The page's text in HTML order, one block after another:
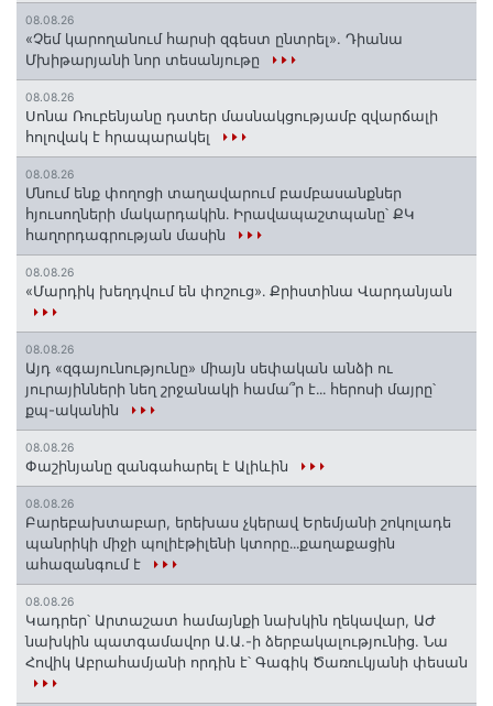
08.08.26
«Չեմ կարողանում հարսի զգեստ ընտրել». Դիանա
Մխիթարյանի նոր տեսանյութը
08.08.26
Սոնա Ռուբենյանը դստեր մասնակցությամբ զվարճալի
հոլովակ է հրապարակել
08.08.26
Մնում ենք փողոցի տաղավարում բամբասանքներ
հյուսողների մակարդակին․ Իրավապաշտպանը՝ ՔԿ
հաղորդագրության մասին
08.08.26
«Մարդիկ խեղդվում են փոշուց»․ Քրիստինա Վարդանյան
08.08.26
Այդ «զգայունությունը» միայն սեփական անձի ու
յուրայինների նեղ շրջանակի համա՞ր է․․․ հերոսի մայրը՝
քպ-ականին
08.08.26
Փաշինյանը զանգահարել է Ալիևին
08.08.26
Բարեբախտաբար, երեխաս չկերավ Երեմյանի շոկոլադե
պանրիկի միջի պոլիէթիլենի կտորը․․․քաղաքացին
ահազանգում է
08.08.26
Կադրեր՝ Արտաշատ համայնքի նախկին ղեկավար, ԱԺ
նախկին պատգամավոր Ա.Ա.-ի ձերբակալությունից. Նա
Հովիկ Աբրահամյանի որդին է՝ Գագիկ Ծառուկյանի փեսան